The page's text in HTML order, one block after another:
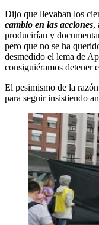
Dijo que llevaban los
cambio en las acciones,
producirían y
pero que no se ha
desmedido el lema de
consiguiéramos detener
El pesimismo de la
para seguir insistiendo